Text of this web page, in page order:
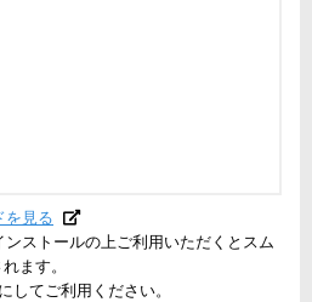
を見る
ストールの上ご利用いただくとスム
ます。
てご利用ください。